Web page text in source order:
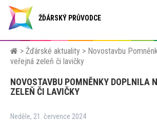
ŽĎÁRSKÝ PRŮVODCE
> Žďárské aktuality > Novostavbu
veřejná zeleň či lavičky
NOVOSTAVBU POMNĚNKY DOPLNILA
ZELEŇ ČI LAVIČKY
Neděle, 21. července 2024